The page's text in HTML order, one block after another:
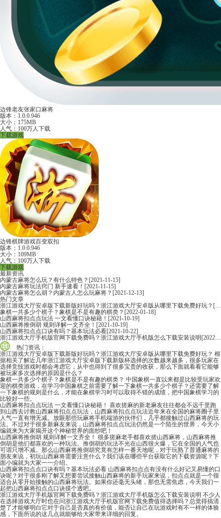
边锋老友张家口麻将
版本：1.0.0.946
大小：175MB
人气：100万人下载
下载游戏
边锋棋牌游戏百变双扣
版本：1.0.0.946
大小：109MB
人气：100万人下载
下载游戏
最新资讯
内蒙古麻将怎么玩？有什么特色？ [2021-11-15]
内蒙古麻将玩法窍门 新手速看！ [2021-11-15]
内蒙古麻将怎么胡？内蒙古人怎么玩麻将？ [2021-12-13]
热门文章
浙江游戏大厅安卓版下载新版好玩吗？浙江游戏大厅安卓版从哪里下载免费好玩？ [2022-06-16]
象棋一共多少个棋子？象棋是不是有趣的棋类？ [2022-01-18]
山西麻将扣点点玩法 一文看懂口诀秘籍！ [2021-10-19]
山西麻将推倒胡 规则详解一文齐全！ [2021-10-19]
山西麻将扣点点口诀有吗？基本玩法必看[2021-10-22]
浙江游戏大厅手机版官网下载免费吗？浙江游戏大厅手机版怎么下载安装说明 [2022-06-16]
热门资讯：
浙江游戏大厅安卓版下载新版好玩吗？浙江游戏大厅安卓版从哪里下载免费好玩？ 根
据相关了解近几年浙江游戏大厅安卓版下载新版杯选择的次数越来越多，很多玩家在
选择竞技游戏时都会考虑它，从中也得到了很多宝贵的收获，那么下面就看看它能够
被玩家多次选择的原因是什么？
象棋一共多少个棋子？象棋是不是有趣的棋类？ 中国象棋一直以来都是比较受玩家欢
迎的棋类游戏，在学习中国象棋之前需要了解一下象棋一共多少个棋子？还需要了解
一下象棋的规则是什么，才能在象棋学习时可以取得不错的成绩，把中国象棋学习的
比较好一些。
山西麻将扣点点玩法 一文看懂口诀秘籍！ 喜欢搓麻的新老麻友往往都会不远千里跑
到山西去讨教山西麻将扣点点玩法，山西麻将扣点点玩法近年来在全国的麻将圈子里
人气一直有增无减。放眼那些玩麻将手机端游的伙伴们，几乎都接触过山西麻将的玩
法。不过对于很多新麻友来说，山西麻将扣点点玩法仍然是一个陌生的世界，今天小
编就来为大家揭开这个神秘世界的面纱吧！
山西麻将推倒胡 规则详解一文齐全！ 很多搓麻老手都喜欢搓山西麻将，山西麻将推
倒胡是他们都喜欢的一种玩法。推倒胡的玩法不光在山西很火爆，它在全国的人气也
可谓只增不减。那么山西麻将推倒胡究竟有怎样一番天地呢，对于玩熟了普通麻将的
朋友来说，初玩山西麻将需要注意什么？我们该在哪些平台获取它的下载资源呢？下
面小编就为大家一一介绍。
山西麻将扣点点口诀有吗？基本玩法必看 山西麻将扣点点有没有什么好记又易懂的口
诀呢？对于很多刚了解又想要尝试接触山西麻将的新手玩家来说，扣点点就是一个很
适合从零开始接触的山西麻将玩法。如果你还毫无头绪，那也无需焦虑，今天我们一
起把山西麻将扣点点口诀摸个透吧。
浙江游戏大厅手机版官网下载免费吗？浙江游戏大厅手机版怎么下载安装说明 不少人
在选择游戏大厅时也在问浙江游戏大厅手机版官网下载免费值得选择吗？总觉得搞清
楚了才能够明白它对于自己是否真的有价值，能否让自己在玩游戏时有不一样的体验
感，下面所说的这几点就能够给大家带来详细的回复。